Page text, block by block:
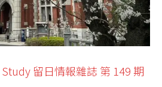
留日情報雜誌 第 149 期